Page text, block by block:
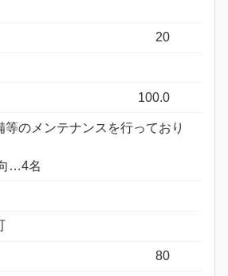
20
100.0
のメンテナンスを行っており
…4名
80